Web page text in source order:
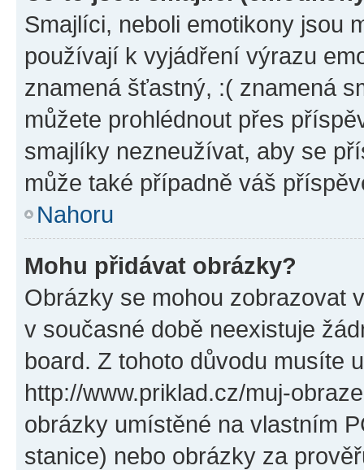
Smajlíci, neboli emotikony jsou
používají k vyjádření výrazu
znamená šťastný, :( znamená
můžete prohlédnout přes
smajlíky nezneužívat, aby se
může také případně váš
Nahoru
Mohu přidávat obrázky?
Obrázky se mohou zobrazovat
v současné době neexistuje
board. Z tohoto důvodu musíte
http://www.priklad.cz/muj-
obrázky umístěné na vlastním
stanice) nebo obrázky za